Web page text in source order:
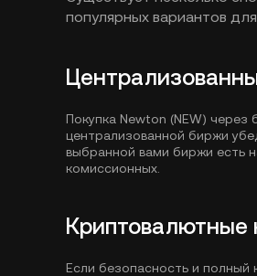
популярных вариантов
Покупка Newton (NEW)
централизованной биржи
выбранной вами биржи есть
комиссионных.
Криптовалютные
Если безопасность и полный